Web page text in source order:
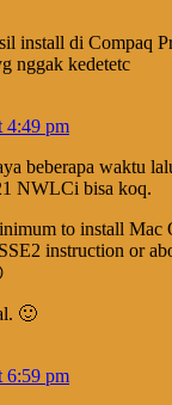
install di Compaq
nggak kedetetc
4:49 pm
beberapa waktu
NWLCi bisa koq.
to install Mac
instruction or
🙂
6:59 pm